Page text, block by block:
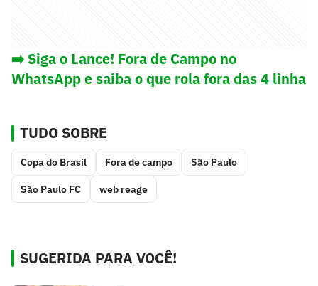
➡️ Siga o Lance! Fora de Campo no
WhatsApp e saiba o que rola fora das 4 linha
TUDO SOBRE
Copa do Brasil Fora de campo São Paulo
São Paulo FC web reage
SUGERIDA PARA VOCÊ!